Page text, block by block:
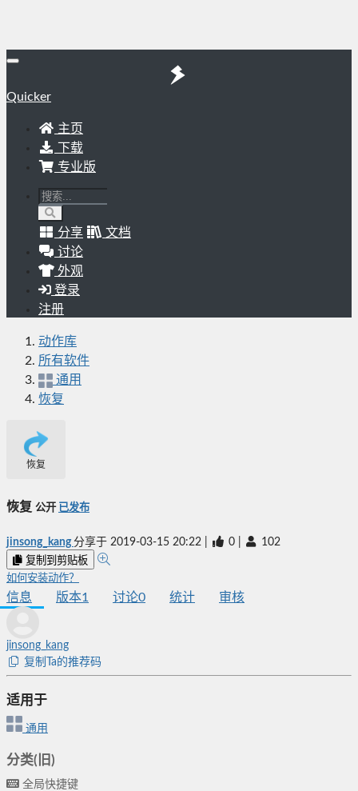
Quicker
主页
下载
专业版
分享
文档
讨论
外观
登录
注册
动作库
所有软件
通用
恢复
恢复
恢复 公开 已发布
jinsong_kang分享于 2019-03-15 20:22 0 102
复制到剪贴板
如何安装动作？
信息 版本1 讨论0 统计 审核
jinsong_kang
复制Ta的推荐码
适用于
通用
分类(旧)
全局快捷键